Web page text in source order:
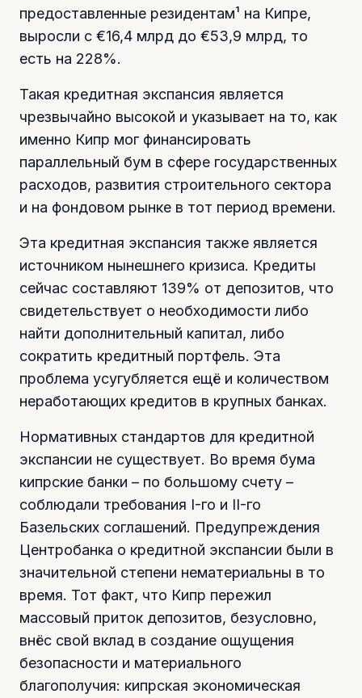
предоставленные резидентам¹ на Кипре,
выросли с €16,4 млрд до €53,9 млрд, то
есть на 228%.
Такая кредитная экспансия является
чрезвычайно высокой и указывает на то, как
именно Кипр мог финансировать
параллельный бум в сфере государственных
расходов, развития строительного сектора
и на фондовом рынке в тот период времени.
Эта кредитная экспансия также является
источником нынешнего кризиса. Кредиты
сейчас составляют 139% от депозитов, что
свидетельствует о необходимости либо
найти дополнительный капитал, либо
сократить кредитный портфель. Эта
проблема усугубляется ещё и количеством
неработающих кредитов в крупных банках.
Нормативных стандартов для кредитной
экспансии не существует. Во время бума
кипрские банки – по большому счету –
соблюдали требования I-го и II-го
Базельских соглашений. Предупреждения
Центробанка о кредитной экспансии были в
значительной степени нематериальны в то
время. Тот факт, что Кипр пережил
массовый приток депозитов, безусловно,
внёс свой вклад в создание ощущения
безопасности и материального
благополучия: кипрская экономическая